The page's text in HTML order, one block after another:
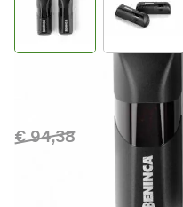
9409001
€ 94,38
Incl. BTW
€ 89,00